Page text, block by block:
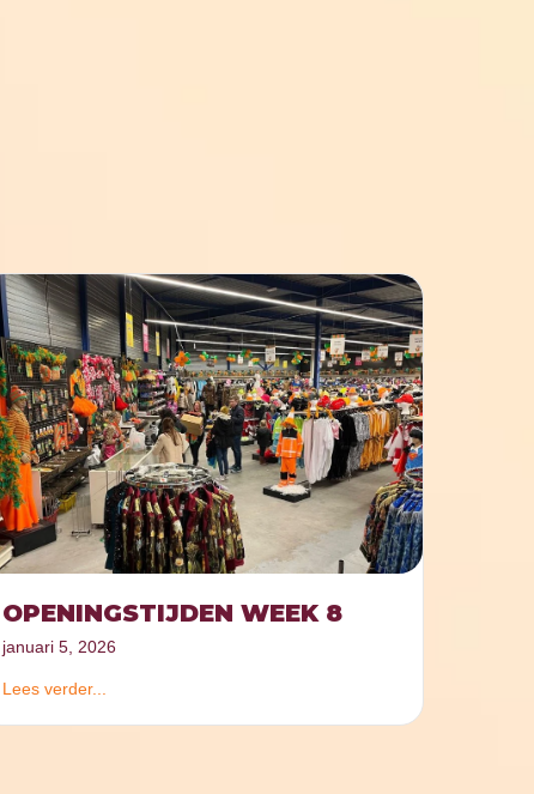
OPENINGSTIJDEN WEEK 8
januari 5, 2026
Lees verder...